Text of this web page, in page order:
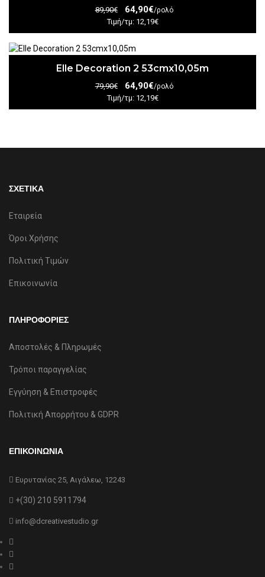
89,90€ 64,90€/ρολό
Τιμή/τμ: 12,19€
Elle Decoration 2 53cmx10,05m
79,90€ 64,90€/ρολό
Τιμή/τμ: 12,19€
ΣΧΕΤΙΚΑ
Εταιρεία
Όροι Χρήσης
Πολιτική Τιμών
Επικοινωνία
ΠΛΗΡΟΦΟΡΙΕΣ
Αποστολές & Πληρωμές
Τρόποι παραγγελίας
Εγγύηση & Επιστροφές
Πολιτική Απορρήτου & GDPR
ΕΠΙΚΟΙΝΩΝΙΑ
Ευρυτανίας 25, Αιγάλεω, 12243
+(30) 210 5911794
info@dcreativestudio.gr